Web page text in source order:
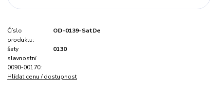
Číslo
produktu:
OD-0139-SatDe
šaty
slavnostní
0090-00170:
0130
Hlídat cenu / dostupnost